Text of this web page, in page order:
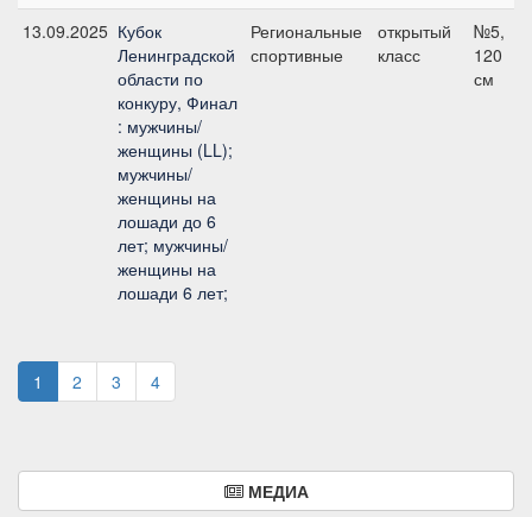
13.09.2025 Кубок
Ленинградской
области по
конкуру, Финал
: мужчины/
женщины (LL);
мужчины/
женщины на
лошади до 6
лет; мужчины/
женщины на
лошади 6 лет;
Региональные
спортивные
открытый
класс
№5,
120
см
1 2 3 4
МЕДИА